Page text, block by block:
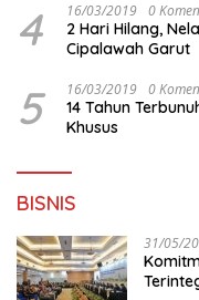
4 16/03/2019 0
2 Hari Hilang,
Cipalawah Garut
5 16/03/2019 0
14 Tahun
Khusus
BISNIS
31/05/